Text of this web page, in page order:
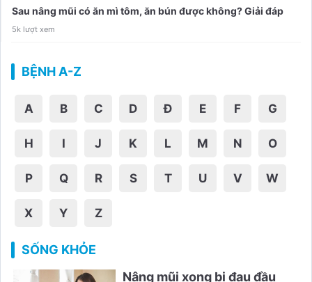
Sau nâng mũi có ăn mì tôm, ăn bún được không? Giải đáp
5k lượt xem
BỆNH A-Z
A B C D Đ E F G
H I J K L M N O
P Q R S T U V W
X Y Z
SỐNG KHỎE
Nâng mũi xong bị đau đầu